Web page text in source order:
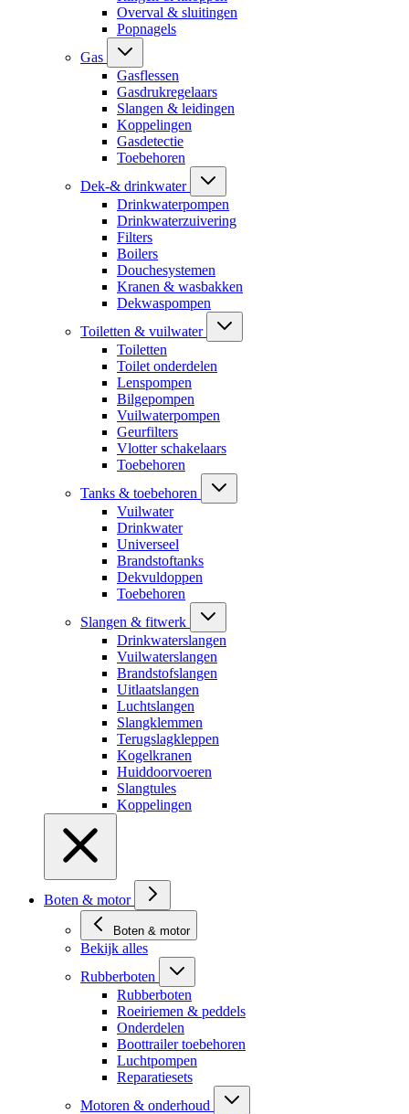
Overval & sluitingen
Popnagels
Gas
Gasflessen
Gasdrukregelaars
Slangen & leidingen
Koppelingen
Gasdetectie
Toebehoren
Dek-& drinkwater
Drinkwaterpompen
Drinkwaterzuivering
Filters
Boilers
Douchesystemen
Kranen & wasbakken
Dekwaspompen
Toiletten & vuilwater
Toiletten
Toilet onderdelen
Lenspompen
Bilgepompen
Vuilwaterpompen
Geurfilters
Vlotter schakelaars
Toebehoren
Tanks & toebehoren
Vuilwater
Drinkwater
Universeel
Brandstoftanks
Dekvuldoppen
Toebehoren
Slangen & fitwerk
Drinkwaterslangen
Vuilwaterslangen
Brandstofslangen
Uitlaatslangen
Luchtslangen
Slangklemmen
Terugslagkleppen
Kogelkranen
Huiddoorvoeren
Slangtules
Koppelingen
Boten & motor
Boten & motor
Bekijk alles
Rubberboten
Rubberboten
Roeiriemen & peddels
Onderdelen
Boottrailer toebehoren
Luchtpompen
Reparatiesets
Motoren & onderhoud